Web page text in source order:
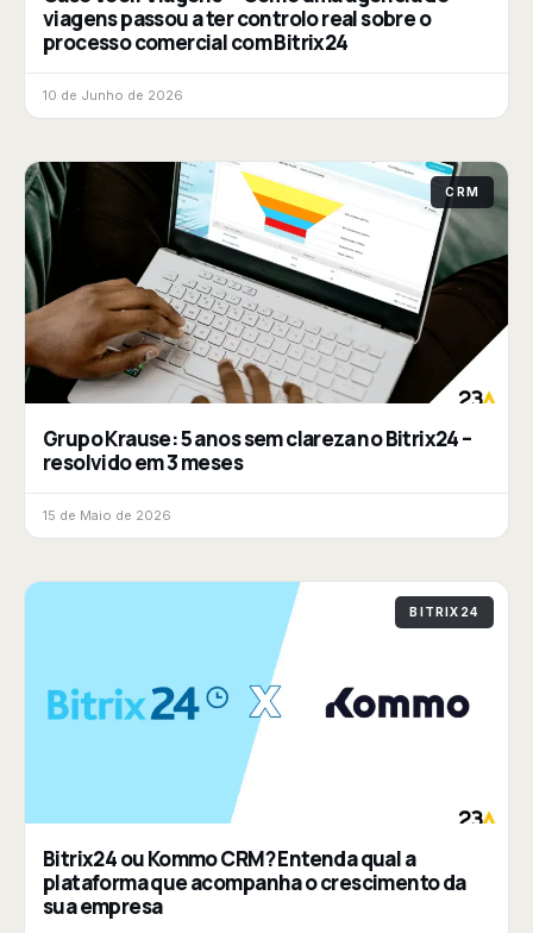
viagens passou a ter controlo real sobre o
processo comercial com Bitrix24
10 de Junho de 2026
CRM
Grupo Krause: 5 anos sem clareza no Bitrix24 –
resolvido em 3 meses
15 de Maio de 2026
BITRIX24
Bitrix24 ou Kommo CRM? Entenda qual a
plataforma que acompanha o crescimento da
sua empresa